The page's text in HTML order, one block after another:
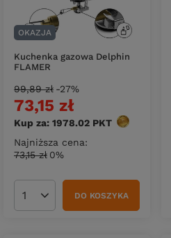
OKAZJA
Kuchenka gazowa Delphin
FLAMER
73,15 zł
Kup za: 1978.02 PKT punktów
Najniższa cena:
73,15 zł 0%
99,89 zł -27%
Ilość produktówDO KOSZYKA